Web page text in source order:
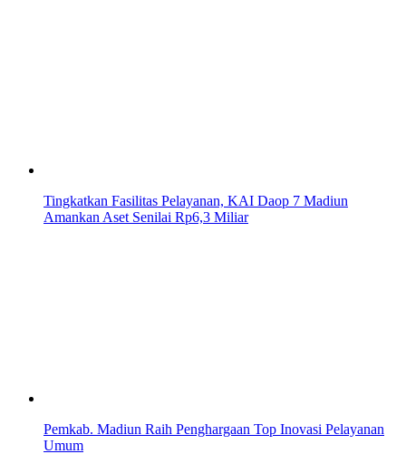
Tingkatkan Fasilitas Pelayanan, KAI Daop 7 Madiun
Amankan Aset Senilai Rp6,3 Miliar
Pemkab. Madiun Raih Penghargaan Top Inovasi Pelayanan
Umum